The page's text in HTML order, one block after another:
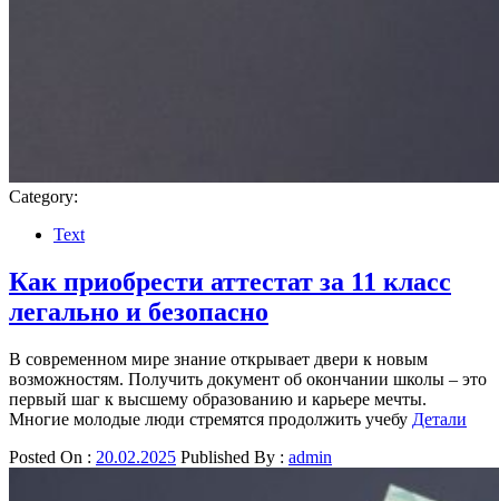
Category:
Text
Как приобрести аттестат за 11 класс
легально и безопасно
В современном мире знание открывает двери к новым
возможностям. Получить документ об окончании школы – это
первый шаг к высшему образованию и карьере мечты.
Многие молодые люди стремятся продолжить учебу Детали
Posted On : 20.02.2025 Published By : admin